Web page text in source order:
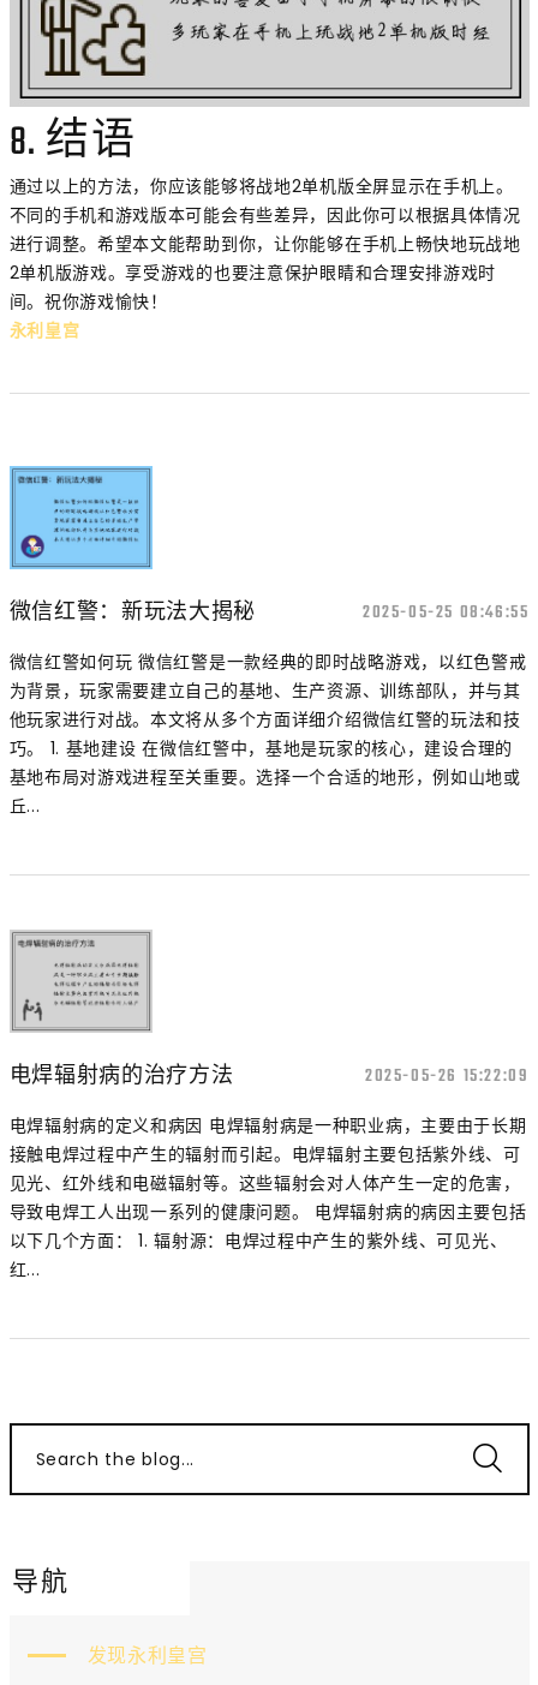
8. 结语
通过以上的方法，你应该能够将战地2单机版全屏显示在手机上。
不同的手机和游戏版本可能会有些差异，因此你可以根据具体情况
进行调整。希望本文能帮助到你，让你能够在手机上畅快地玩战地
2单机版游戏。享受游戏的也要注意保护眼睛和合理安排游戏时
间。祝你游戏愉快！
永利皇宫
微信红警：新玩法大揭秘 2025-05-25 08:46:55
微信红警如何玩 微信红警是一款经典的即时战略游戏，以红色警戒
为背景，玩家需要建立自己的基地、生产资源、训练部队，并与其
他玩家进行对战。本文将从多个方面详细介绍微信红警的玩法和技
巧。 1. 基地建设 在微信红警中，基地是玩家的核心，建设合理的
基地布局对游戏进程至关重要。选择一个合适的地形，例如山地或
丘...
电焊辐射病的治疗方法 2025-05-26 15:22:09
电焊辐射病的定义和病因 电焊辐射病是一种职业病，主要由于长期
接触电焊过程中产生的辐射而引起。电焊辐射主要包括紫外线、可
见光、红外线和电磁辐射等。这些辐射会对人体产生一定的危害，
导致电焊工人出现一系列的健康问题。 电焊辐射病的病因主要包括
以下几个方面： 1. 辐射源：电焊过程中产生的紫外线、可见光、
红...
Search the blog...
导航
发现永利皇宫